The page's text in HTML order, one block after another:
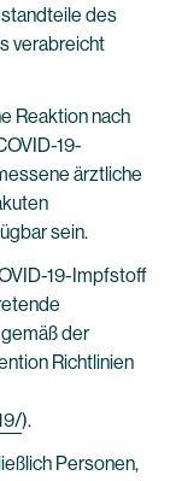
des
verabreicht
Reaktion nach
19-
ärztliche
sein.
19-Impfstoff
der
Richtlinien
).
Personen,